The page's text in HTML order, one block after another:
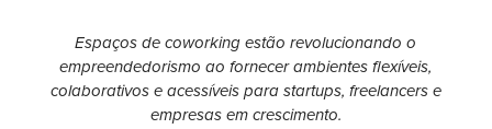
Espaços de coworking estão revolucionando o
empreendedorismo ao fornecer ambientes flexíveis,
colaborativos e acessíveis para startups, freelancers e
empresas em crescimento.